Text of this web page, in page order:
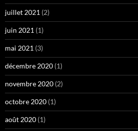
juillet 2021 (2)
juin 2021 (1)
mai 2021 (3)
décembre 2020 (1)
novembre 2020 (2)
octobre 2020 (1)
août 2020 (1)